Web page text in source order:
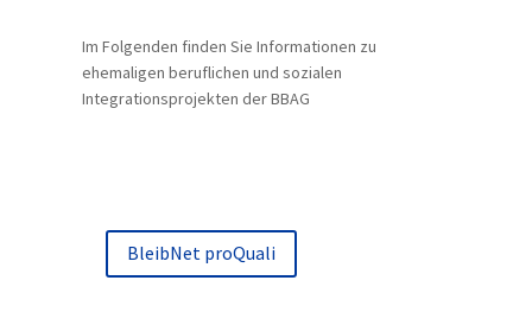
Im Folgenden finden Sie Informationen zu
ehemaligen beruflichen und sozialen
Integrationsprojekten der BBAG
BleibNet proQuali